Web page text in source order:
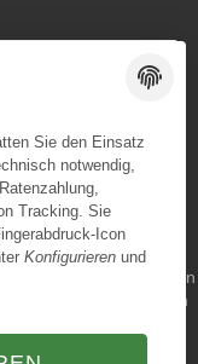
ABONNIEREN
Sie den Einsatz
notwendig,
Tracking. Sie
Icon
Konfigurieren und